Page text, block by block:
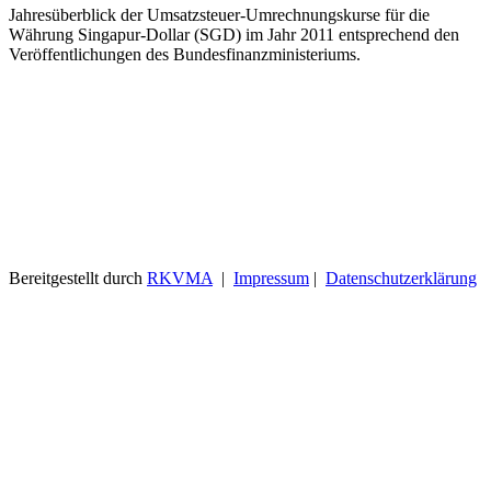
Jahresüberblick der Umsatzsteuer-Umrechnungskurse für die
Währung Singapur-Dollar (SGD) im Jahr 2011 entsprechend den
Veröffentlichungen des Bundesfinanzministeriums.
Bereitgestellt durch RKVMA| Impressum Datenschutzerklärung